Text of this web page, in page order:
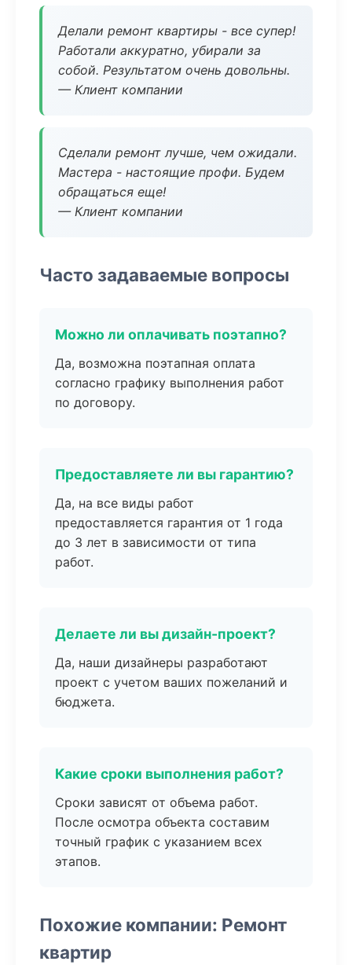
Делали ремонт квартиры - все супер!
Работали аккуратно, убирали за
собой. Результатом очень довольны.
— Клиент компании
Сделали ремонт лучше, чем ожидали.
Мастера - настоящие профи. Будем
обращаться еще!
— Клиент компании
Часто задаваемые вопросы
Можно ли оплачивать поэтапно?
Да, возможна поэтапная оплата
согласно графику выполнения работ
по договору.
Предоставляете ли вы гарантию?
Да, на все виды работ
предоставляется гарантия от 1 года
до 3 лет в зависимости от типа
работ.
Делаете ли вы дизайн-проект?
Да, наши дизайнеры разработают
проект с учетом ваших пожеланий и
бюджета.
Какие сроки выполнения работ?
Сроки зависят от объема работ.
После осмотра объекта составим
точный график с указанием всех
этапов.
Похожие компании: Ремонт
квартир